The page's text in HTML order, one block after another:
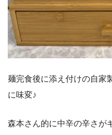
麺完食後に添え付けの自家
に味変♪
森本さん的に中辛の辛さが